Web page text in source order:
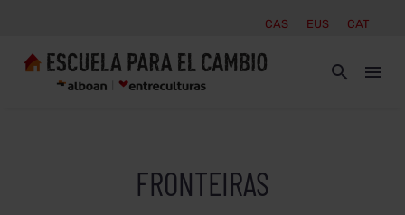
CAS EUS CAT
FRONTEIRAS